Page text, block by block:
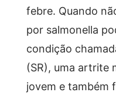
febre. Quando
por salmonella
condição
(SR), uma artrite
jovem e também